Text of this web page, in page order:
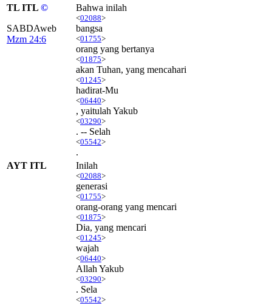
TL ITL ©
SABDAweb
Mzm 24:6
Bahwa inilah
<02088>
bangsa
<01755>
orang yang bertanya
<01875>
akan Tuhan, yang mencahari
<01245>
hadirat-Mu
<06440>
, yaitulah Yakub
<03290>
. -- Selah
<05542>
.
AYT ITL
Inilah
<02088>
generasi
<01755>
orang-orang yang mencari
<01875>
Dia, yang mencari
<01245>
wajah
<06440>
Allah Yakub
<03290>
. Sela
<05542>